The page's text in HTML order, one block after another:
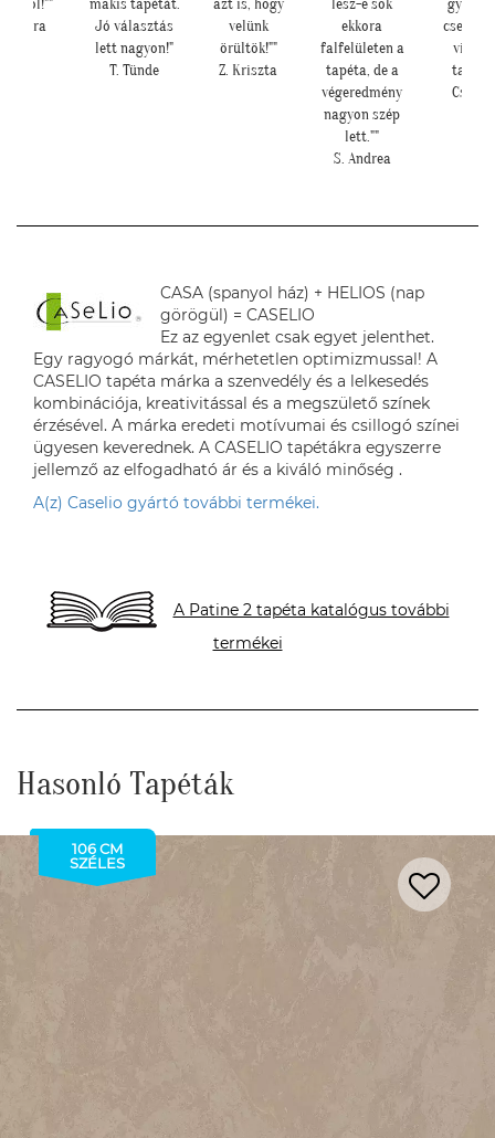
tapétát.
választás
azt is, hogy
velünk
örültök!""
Z. Kriszta
lesz-e sok
ekkora
falfelületen a
tapéta, de a
gyönyörű
cseresznye
virágos
tapéta."
Cs. Andi
mint
CASA (spanyol ház) + HELIOS (nap
görögül) = CASELIO
Ez az egyenlet csak egyet jelenthet.
Egy ragyogó márkát, mérhetetlen optimizmussal! A
CASELIO tapéta márka a szenvedély és a lelkesedés
kombinációja, kreativitással és a megszülető színek
érzésével. A márka eredeti motívumai és csillogó színei
ügyesen keverednek. A CASELIO tapétákra egyszerre
jellemző az elfogadható ár és a kiváló minőség .
A(z) Caselio gyártó további termékei.
A Patine 2 tapéta katalógus további
termékei
Hasonló Tapéták
106 CM
SZÉLES